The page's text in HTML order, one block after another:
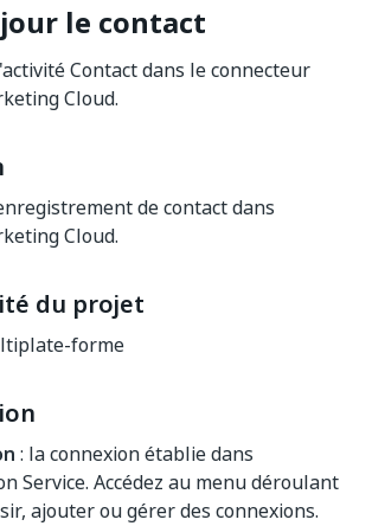
le contact
Contact dans le connecteur
Cloud.
de contact dans
Cloud.
du projet
forme
: la connexion établie dans
Service. Accédez au menu déroulant
ajouter ou gérer des connexions.